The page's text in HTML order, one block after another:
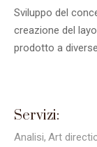
Sviluppo del
creazione del
prodotto a
Servizi:
Analisi Art